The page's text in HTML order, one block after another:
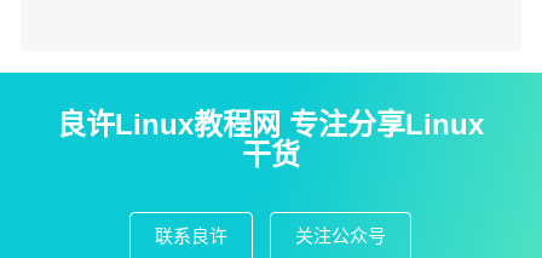
良许Linux教程网 专注分享Linux
干货
联系良许 关注公众号